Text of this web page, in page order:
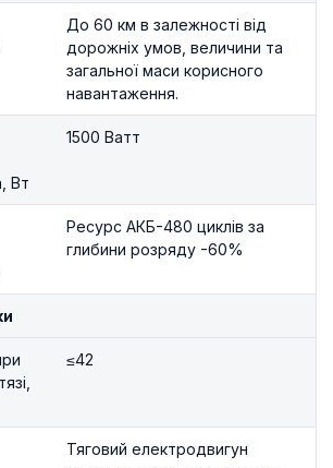
До 60 км в залежності від
дорожніх умов, величини та
загальної маси корисного
навантаження.
Вт
1500 Ватт
Ресурс АКБ-480 циклів за
глибини розряду -60%
≤42
Тяговий електродвигун